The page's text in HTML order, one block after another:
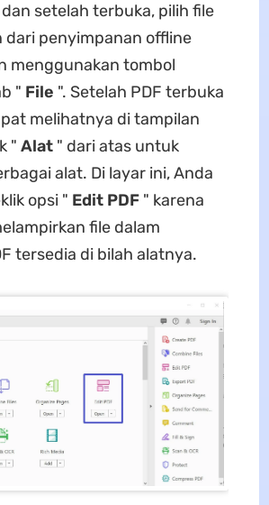
setelah terbuka, pilih file
dari penyimpanan offline
menggunakan tombol
" File ". Setelah PDF terbuka
melihatnya di tampilan
" Alat" dari atas untuk
alat. Di layar ini, Anda
opsi " Edit PDF" karena
file dalam
tersedia di bilah alatnya.